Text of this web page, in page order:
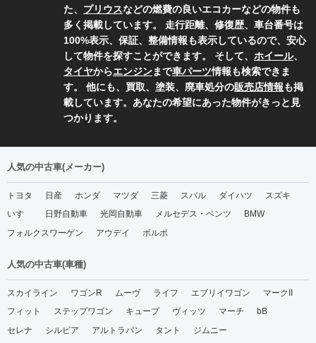
た、 プリウスなどの燃費の良いエコカーなどの物件も
多く掲載しています。 走行距離、修復歴、車台番号は
100%表示、保証、整備情報も表示しているので、安心
して物件を探すことができます。 そして、 ホイール、
タイヤからエンジンまで車パーツ情報も検索できま
す。 他にも、買取、塗装、廃車処分の販売店情報も掲
載しています。あなたの希望にあった物件がきっと見
つかります。
人気の中古車(メーカー)
トヨタ 日産 ホンダ マツダ 三菱 スバル ダイハツ
スズキ
いすゞ
日野自動車 光岡自動車 メルセデス・ベンツ
BMW
フォルクスワーゲン
アウデイ ボルボ
人気の中古車(車種)
スカイライン ワゴンR ムーヴ ライフ エブリイワゴン
マークII
フィット
ステップワゴン キューブ ヴィッツ マーチ
bB
セレナ
シルビア アルトラパン タント
ジムニー